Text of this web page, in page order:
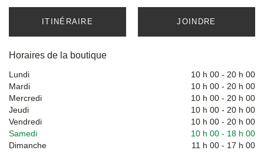
ITINÉRAIRE JOINDRE
Horaires de la boutique
Lundi 10 h 00 - 20 h 00
Mardi
10 h 00 - 20 h 00
Mercredi
10 h 00 - 20 h 00
Jeudi
10 h 00 - 20 h 00
Vendredi
10 h 00 - 20 h 00
Samedi
10 h 00 - 18 h 00
Dimanche
11 h 00 - 17 h 00